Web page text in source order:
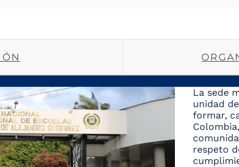
La sede
unidad
formar,
respeto